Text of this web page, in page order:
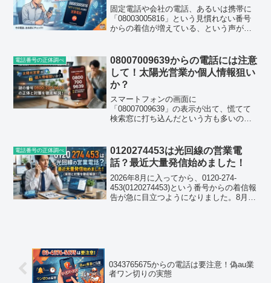
固定電話や会社の電話、あるいは携帯に
「08003005816」という見慣れない番号
からの着信が増えている、という声が各
の番号はNTTやドコモ光を名乗って光回
線への切り替...
電話番号の正体調べ
08007009639からの電話には注意
して！太陽光営業か個人情報狙い
か？
スマートフォンの画面に
「08007009639」の表示が出て、慌てて
検索窓に打ち込んだという方も多いので
る。こうなると、うっかり電話に出てし
まう前に、相手の正体を知ってお...
電話番号の正体調べ
0120274453は光回線の営業電
話？最近大量発信始めました！
2026年8月に入ってから、0120-274-
453(0120274453)という番号からの着信報
告が急に目立つようになりました。8月1
0343765675からの電話は要注意！偽au業
者ワン切りの実態